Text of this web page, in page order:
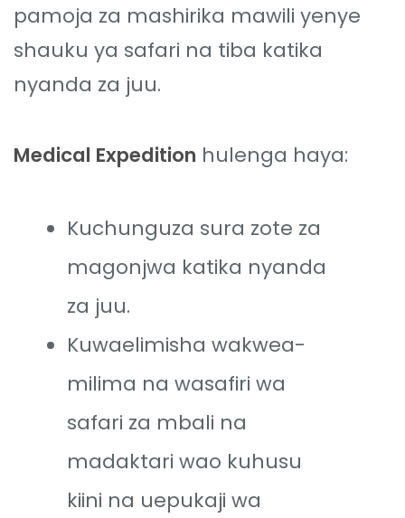
pamoja za mashirika mawili yenye
shauku ya safari na tiba katika
nyanda za juu.
Medical Expedition hulenga haya:
Kuchunguza sura zote za
magonjwa katika nyanda
za juu.
Kuwaelimisha wakwea-
milima na wasafiri wa
safari za mbali na
madaktari wao kuhusu
kiini na uepukaji wa